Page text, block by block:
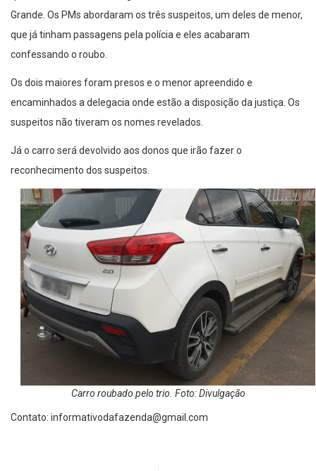
Grande. Os PMs abordaram os três suspeitos, um deles de menor,
que já tinham passagens pela polícia e eles acabaram
confessando o roubo.
Os dois maiores foram presos e o menor apreendido e
encaminhados a delegacia onde estão a disposição da justiça. Os
suspeitos não tiveram os nomes revelados.
Já o carro será devolvido aos donos que irão fazer o
reconhecimento dos suspeitos.
Carro roubado pelo trio. Foto: Divulgação
Contato: informativodafazenda@gmail.com